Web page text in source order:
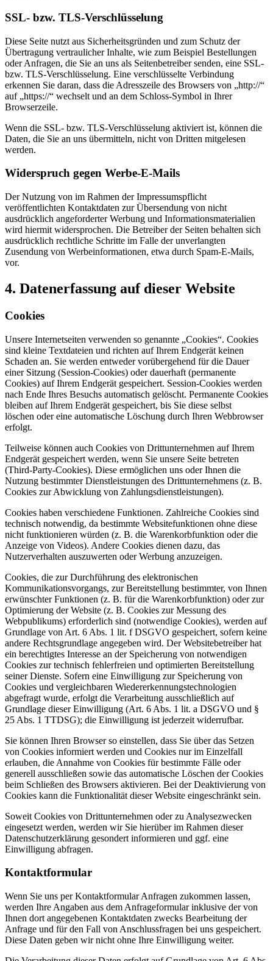
SSL- bzw. TLS-Verschlüsselung
Diese Seite nutzt aus Sicherheitsgründen und zum Schutz der
Übertragung vertraulicher Inhalte, wie zum Beispiel Bestellungen
oder Anfragen, die Sie an uns als Seitenbetreiber senden, eine SSL-
bzw. TLS-Verschlüsselung. Eine verschlüsselte Verbindung
erkennen Sie daran, dass die Adresszeile des Browsers von „http://“
auf „https://“ wechselt und an dem Schloss-Symbol in Ihrer
Browserzeile.
Wenn die SSL- bzw. TLS-Verschlüsselung aktiviert ist, können die
Daten, die Sie an uns übermitteln, nicht von Dritten mitgelesen
werden.
Widerspruch gegen Werbe-E-Mails
Der Nutzung von im Rahmen der Impressumspflicht
veröffentlichten Kontaktdaten zur Übersendung von nicht
ausdrücklich angeforderter Werbung und Informationsmaterialien
wird hiermit widersprochen. Die Betreiber der Seiten behalten sich
ausdrücklich rechtliche Schritte im Falle der unverlangten
Zusendung von Werbeinformationen, etwa durch Spam-E-Mails,
vor.
4. Datenerfassung auf dieser Website
Cookies
Unsere Internetseiten verwenden so genannte „Cookies“. Cookies
sind kleine Textdateien und richten auf Ihrem Endgerät keinen
Schaden an. Sie werden entweder vorübergehend für die Dauer
einer Sitzung (Session-Cookies) oder dauerhaft (permanente
Cookies) auf Ihrem Endgerät gespeichert. Session-Cookies werden
nach Ende Ihres Besuchs automatisch gelöscht. Permanente Cookies
bleiben auf Ihrem Endgerät gespeichert, bis Sie diese selbst
löschen oder eine automatische Löschung durch Ihren Webbrowser
erfolgt.
Teilweise können auch Cookies von Drittunternehmen auf Ihrem
Endgerät gespeichert werden, wenn Sie unsere Seite betreten
(Third-Party-Cookies). Diese ermöglichen uns oder Ihnen die
Nutzung bestimmter Dienstleistungen des Drittunternehmens (z. B.
Cookies zur Abwicklung von Zahlungsdienstleistungen).
Cookies haben verschiedene Funktionen. Zahlreiche Cookies sind
technisch notwendig, da bestimmte Websitefunktionen ohne diese
nicht funktionieren würden (z. B. die Warenkorbfunktion oder die
Anzeige von Videos). Andere Cookies dienen dazu, das
Nutzerverhalten auszuwerten oder Werbung anzuzeigen.
Cookies, die zur Durchführung des elektronischen
Kommunikationsvorgangs, zur Bereitstellung bestimmter, von Ihnen
erwünschter Funktionen (z. B. für die Warenkorbfunktion) oder zur
Optimierung der Website (z. B. Cookies zur Messung des
Webpublikums) erforderlich sind (notwendige Cookies), werden auf
Grundlage von Art. 6 Abs. 1 lit. f DSGVO gespeichert, sofern keine
andere Rechtsgrundlage angegeben wird. Der Websitebetreiber hat
ein berechtigtes Interesse an der Speicherung von notwendigen
Cookies zur technisch fehlerfreien und optimierten Bereitstellung
seiner Dienste. Sofern eine Einwilligung zur Speicherung von
Cookies und vergleichbaren Wiedererkennungstechnologien
abgefragt wurde, erfolgt die Verarbeitung ausschließlich auf
Grundlage dieser Einwilligung (Art. 6 Abs. 1 lit. a DSGVO und §
25 Abs. 1 TTDSG); die Einwilligung ist jederzeit widerrufbar.
Sie können Ihren Browser so einstellen, dass Sie über das Setzen
von Cookies informiert werden und Cookies nur im Einzelfall
erlauben, die Annahme von Cookies für bestimmte Fälle oder
generell ausschließen sowie das automatische Löschen der Cookies
beim Schließen des Browsers aktivieren. Bei der Deaktivierung von
Cookies kann die Funktionalität dieser Website eingeschränkt sein.
Soweit Cookies von Drittunternehmen oder zu Analysezwecken
eingesetzt werden, werden wir Sie hierüber im Rahmen dieser
Datenschutzerklärung gesondert informieren und ggf. eine
Einwilligung abfragen.
Kontaktformular
Wenn Sie uns per Kontaktformular Anfragen zukommen lassen,
werden Ihre Angaben aus dem Anfrageformular inklusive der von
Ihnen dort angegebenen Kontaktdaten zwecks Bearbeitung der
Anfrage und für den Fall von Anschlussfragen bei uns gespeichert.
Diese Daten geben wir nicht ohne Ihre Einwilligung weiter.